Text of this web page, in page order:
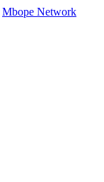
Mbope Network